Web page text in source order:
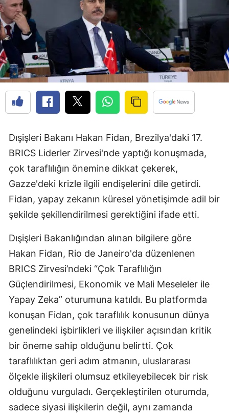
Dışişleri Bakanı Hakan Fidan, Brezilya'daki 17.
BRICS Liderler Zirvesi'nde yaptığı konuşmada,
çok taraflılığın önemine dikkat çekerek,
Gazze'deki krizle ilgili endişelerini dile getirdi.
Fidan, yapay zekanın küresel yönetişimde adil bir
şekilde şekillendirilmesi gerektiğini ifade etti.
Dışişleri Bakanlığından alınan bilgilere göre
Hakan Fidan, Rio de Janeiro'da düzenlenen
BRICS Zirvesi’ndeki “Çok Taraflılığın
Güçlendirilmesi, Ekonomik ve Mali Meseleler ile
Yapay Zeka” oturumuna katıldı. Bu platformda
konuşan Fidan, çok taraflılık konusunun dünya
genelindeki işbirlikleri ve ilişkiler açısından kritik
bir öneme sahip olduğunu belirtti. Çok
taraflılıktan geri adım atmanın, uluslararası
ölçekle ilişkileri olumsuz etkileyebilecek bir risk
olduğunu vurguladı. Gerçekleştirilen oturumda,
sadece siyasi ilişkilerin değil, aynı zamanda